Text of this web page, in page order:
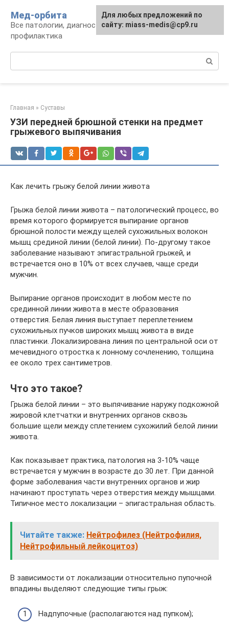
контенту
Мед-орбита
Все патологии, диагностика, лечение,
профилактика
Главная » Суставы
УЗИ передней брюшной стенки на предмет
грыжевого выпячивания
Как лечить грыжу белой линии живота
Грыжа белой линии живота – патологический процесс, во
время которого формируется выпирание органов
брюшной полости между щелей сухожильных волокон
мышц срединой линии (белой линии). По-другому такое
заболевание называют эпигастральной грыжей, и
встречается оно в 10% от всех случаев, чаще среди
мужчин.
Выпирание органов происходит в любом месте по
срединной линии живота в месте образования
отверстия. Белая линия выступает переплетением
сухожильных пучков широких мышц живота в виде
пластинки. Локализирована линия по центральной оси от
мечевидного отростка к лонному сочленению, толщина
ее около трех сантиметров.
Что это такое?
Грыжа белой линии – это выпячивание наружу подкожной
жировой клетчатки и внутренних органов сквозь
большие щели между сплетением сухожилий белой линии
живота.
Как показывает практика, патология на 3-10% чаще
встречается у мужчин в возрасте до 30 лет. При данной
форме заболевания части внутренних органов и жир
начинают проступать через отверстия между мышцами.
Типичное место локализации – эпигастральная область.
Читайте также: Нейтрофилез (Нейтрофилия,
Нейтрофильный лейкоцитоз)
В зависимости от локализации относительно пупочной
впадины выделяют следующие типы грыж:
Надпупочные (располагаются над пупком);
Для любых предложений по
сайту: miass-medis@cp9.ru